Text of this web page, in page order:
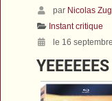
par Nicolas
Instant critique
le 16